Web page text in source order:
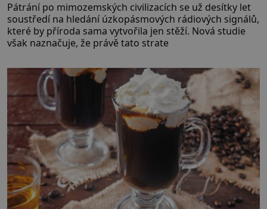
Pátrání po mimozemských civilizacích se už desítky let
soustředí na hledání úzkopásmových rádiových signálů,
které by příroda sama vytvořila jen stěží. Nová studie
však naznačuje, že právě tato strate